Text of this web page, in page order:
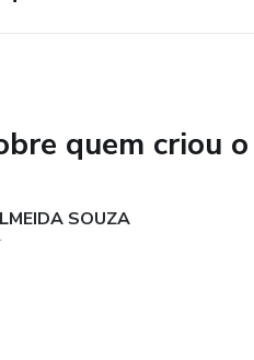
quem criou
SOUZA